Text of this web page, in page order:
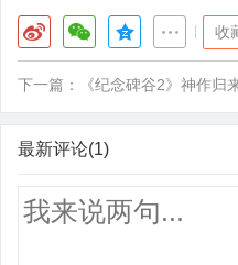
收
下一篇： 《纪念碑谷2》神作归
最新评论(1)